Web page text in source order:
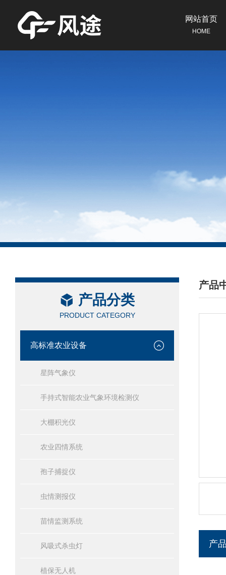
网站首页
HOME
产品分类
PRODUCT CATEGORY
高标准农业设备
星阵气象仪
手持式智能农业气象环境检测仪
大棚积光仪
农业四情系统
孢子捕捉仪
虫情测报仪
苗情监测系统
风吸式杀虫灯
植保无人机
产品
/
产